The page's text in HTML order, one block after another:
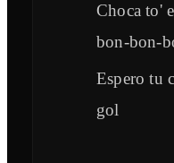
Choca to'
bon-bon-
Espero tu
gol